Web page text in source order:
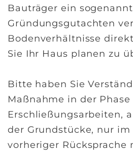
Bauträger ein
Gründungsgutachten
Bodenverhältnisse
Sie Ihr Haus planen zu
Bitte haben Sie
Maßnahme in der Phase
Erschließungsarbeiten,
der Grundstücke, nur im
vorheriger Rücksprache